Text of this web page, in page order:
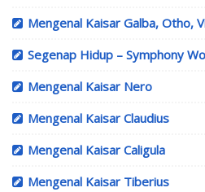
Mengenal Kaisar Galba, Otho,
Segenap Hidup – Symphony
Mengenal Kaisar Nero
Mengenal Kaisar Claudius
Mengenal Kaisar Caligula
Mengenal Kaisar Tiberius